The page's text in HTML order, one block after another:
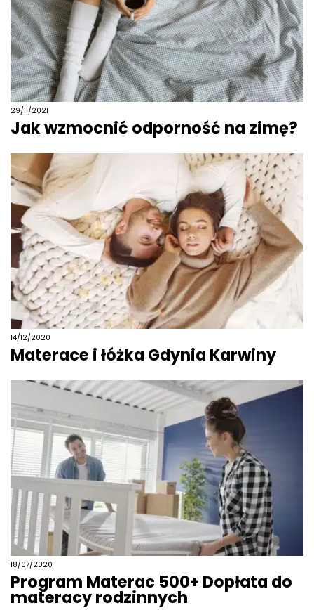
29/11/2021
Jak wzmocnić odporność na zimę?
14/12/2020
Materace i łóżka Gdynia Karwiny
18/07/2020
Program Materac 500+ Dopłata do
materacy rodzinnych